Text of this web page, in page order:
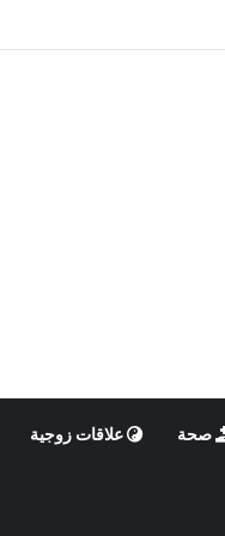
ما الذي يحدث؟
صحة علاقات زوجية